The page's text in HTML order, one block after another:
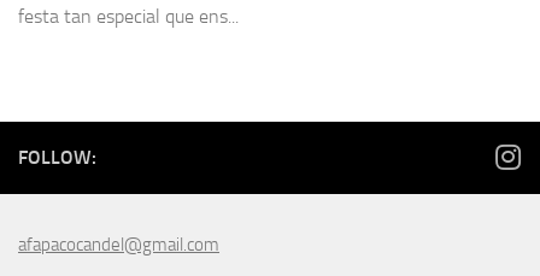
festa tan especial que ens...
FOLLOW:
afapacocandel@gmail.com